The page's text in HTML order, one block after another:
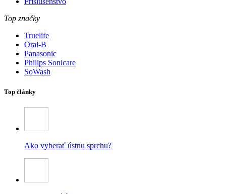
Top značky
Truelife
Oral-B
Panasonic
Philips Sonicare
SoWash
Top články
Ako vyberať ústnu sprchu?